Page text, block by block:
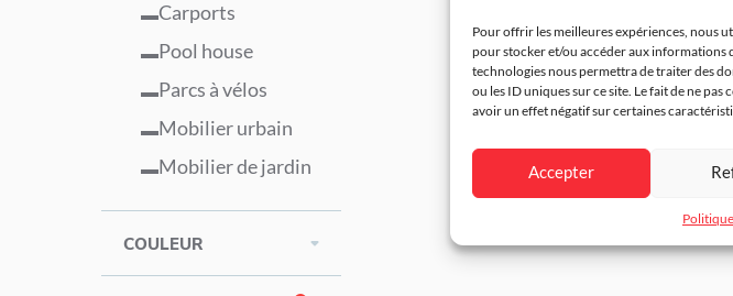
Pour offrir les meilleures expériences, nous
pour stocker et/ou accéder aux informations
technologies nous permettra de traiter des
ou les ID uniques sur ce site. Le fait de ne
avoir un effet négatif sur certaines
Accepter
Carports
Pool house
Parcs à vélos
Mobilier urbain
Mobilier de jardin
COULEUR